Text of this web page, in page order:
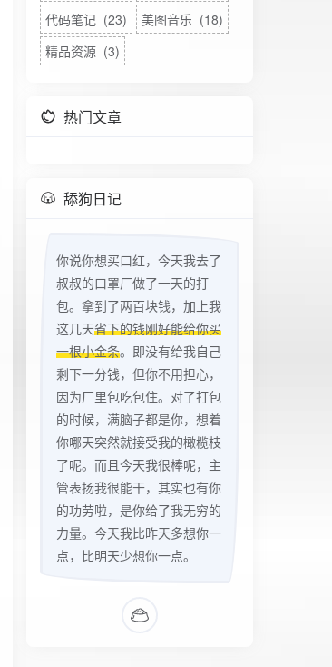
代码笔记 (23)
美图音乐 (18)
精品资源 (3)
热门文章
舔狗日记
你说你想买口红，今天我去了
叔叔的口罩厂做了一天的打
包。拿到了两百块钱，加上我
这几天省下的钱刚好能给你买
一根小金条。即没有给我自己
剩下一分钱，但你不用担心，
因为厂里包吃包住。对了打包
的时候，满脑子都是你，想着
你哪天突然就接受我的橄榄枝
了呢。而且今天我很棒呢，主
管表扬我很能干，其实也有你
的功劳啦，是你给了我无穷的
力量。今天我比昨天多想你一
点，比明天少想你一点。